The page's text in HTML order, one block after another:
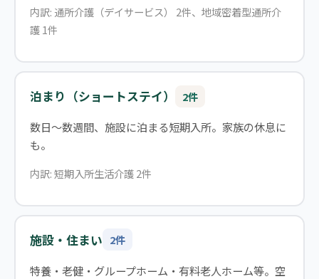
内訳: 通所介護（デイサービス） 2件、地域密着型通所介
護 1件
泊まり（ショートステイ） 2件
数日〜数週間、施設に泊まる短期入所。家族の休息に
も。
内訳: 短期入所生活介護 2件
施設・住まい 2件
特養・老健・グループホーム・有料老人ホーム等。空